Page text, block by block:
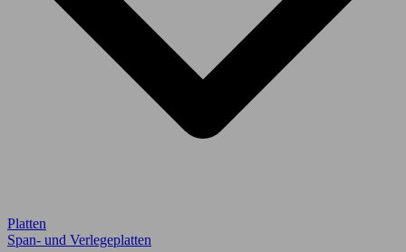
Platten
Span- und Verlegeplatten